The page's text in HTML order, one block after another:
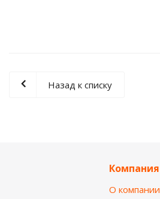
Назад к списку
Компания
О компании